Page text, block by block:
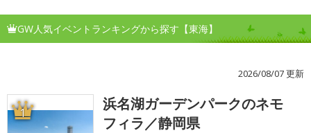
GW人気イベントランキングから探す【東海】
2026/08/07 更新
1
浜名湖ガーデンパークのネモ
フィラ／静岡県